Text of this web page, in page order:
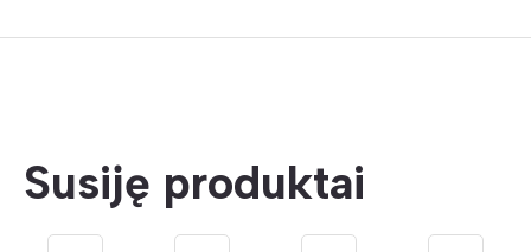
Susiję produktai